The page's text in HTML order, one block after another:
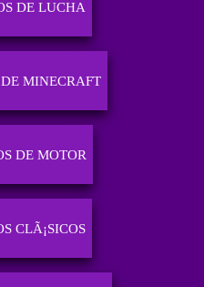
DE LUCHA
MINECRAFT
DE MOTOR
CLÃ¡SICOS